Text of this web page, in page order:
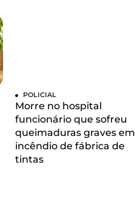
POLICIAL
Morre no hospital
funcionário que sofreu
queimaduras graves em
incêndio de fábrica de
tintas